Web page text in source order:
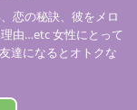
恋の秘訣、彼をメロ
由…etc 女性にとって
達になるとオトクな